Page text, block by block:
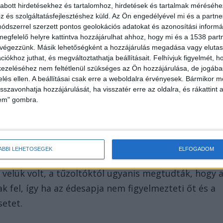
hirdetésekhez és tartalomhoz, hirdetések és tartalmak
és szolgáltatásfejlesztéshez küld. Az Ön engedélyével mi és a
szerzett pontos geolokációs adatokat és azonosítási
helyre kattintva hozzájárulhat ahhoz, hogy mi és a 1538
Másik lehetőségként a hozzájárulás megadása vagy
juthat, és megváltoztathatja beállításait. Felhívjuk figyelmét,
nem feltétlenül szükséges az Ön hozzájárulása, de
ellen. A beállításai csak erre a weboldalra érvényesek. Bármikor
hozzájárulását, ha visszatér erre az oldalra, és rákattint
gombra.
LEHETŐSÉGEK ELFOGADOM
áll a hóban egy köntösben, és hallja a
hogy a macskájuk még bent van, az állatért a
kijutott a lángoló épületből.
az eljárás nagyon bonyolult, hosszadalmas és
részéről, így kénytelenek voltak máshová
volt, a tűzoltóktól ugyanis megtudták, hogy
fel, így ha az édesapja nem figyelmezteti őt és a